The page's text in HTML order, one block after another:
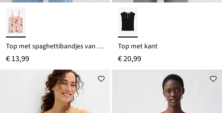
Top met spaghettibandjes van een zachte viscosemix
€ 13,99
Top met kant
€ 20,99